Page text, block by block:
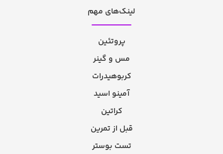
لینک‌های مهم
پروتئین
مس و گینر
کربوهیدرات
آمینو اسید
کراتین
قبل از تمرین
تست بوستر